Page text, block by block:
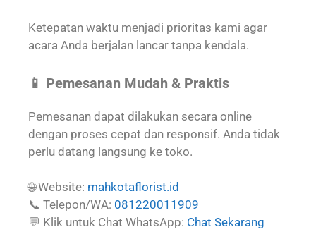
Ketepatan waktu menjadi prioritas kami agar
acara Anda berjalan lancar tanpa kendala.
📱 Pemesanan Mudah & Praktis
Pemesanan dapat dilakukan secara online
dengan proses cepat dan responsif. Anda tidak
perlu datang langsung ke toko.
🌐 Website: mahkotaflorist.id
📞 Telepon/WA: 081220011909
💬 Klik untuk Chat WhatsApp: Chat Sekarang